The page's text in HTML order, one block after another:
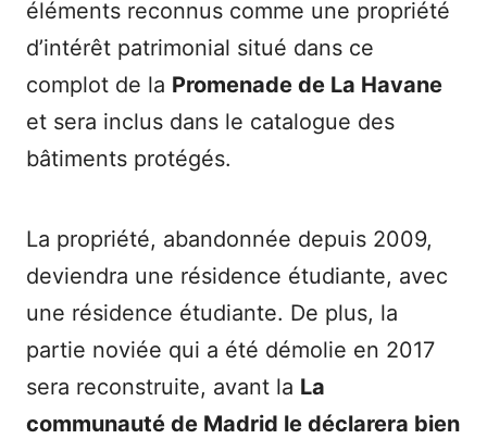
éléments reconnus comme une propriété
d’intérêt patrimonial situé dans ce
complot de la Promenade de La Havane
et sera inclus dans le catalogue des
bâtiments protégés.
La propriété, abandonnée depuis 2009,
deviendra une résidence étudiante, avec
une résidence étudiante. De plus, la
partie noviée qui a été démolie en 2017
sera reconstruite, avant la La
communauté de Madrid le déclarera bien